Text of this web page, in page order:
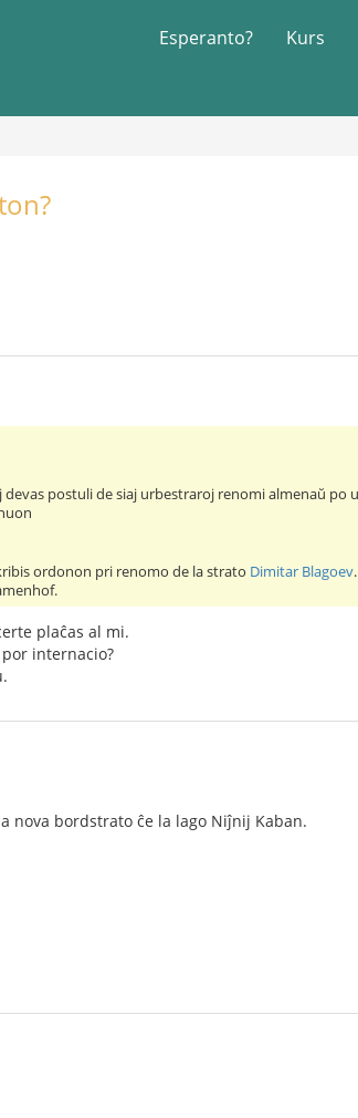
Esperanto? Kurs
postuli de siaj urbestraroj renomi almenaŭ po
ordonon pri renomo de la strato Dimitar Blagoev.
plaĉas al mi.
internacio?
nova bordstrato ĉe la lago Niĵnij Kaban.